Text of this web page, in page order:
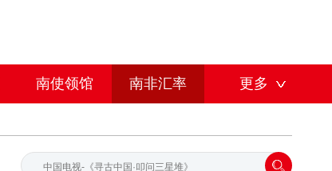
南使领馆 南非汇率 更多